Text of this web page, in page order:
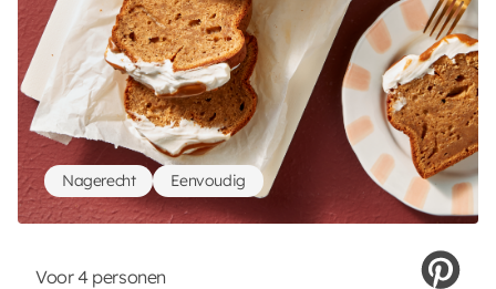
Voor 4 personen
Nagerecht Eenvoudig